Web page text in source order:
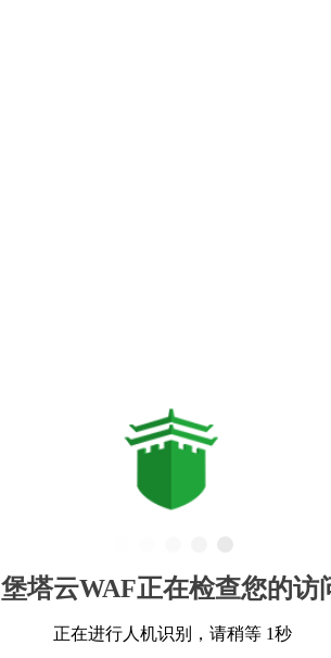
堡塔云WAF正在检查您的访
正在进行人机识别，请稍等 1秒